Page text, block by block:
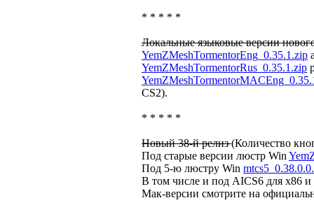
* * * * *
Локальные языковые версии
YemZMeshTormentorEng_0.35.1.zip
YemZMeshTormentorRus_0.35.1.zip
CS2).
* * * * *
Новый 38-й релиз(Количество
Под старые версии люстр Win
Под 5-ю люстру Win
В том числе и под AICS6 для х86
Мак-версии смотрите на